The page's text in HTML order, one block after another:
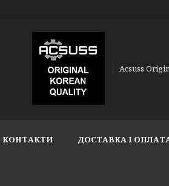
Acsuss
КОНТАКТИ ДОСТАВКА І